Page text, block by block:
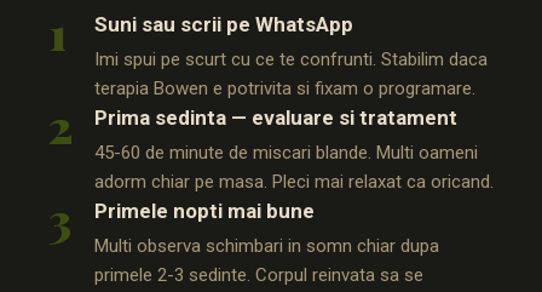
1 Suni sau scrii pe WhatsApp
Imi spui pe scurt cu ce te confrunti. Stabilim daca
terapia Bowen e potrivita si fixam o programare.
2 Prima sedinta — evaluare si tratament
45-60 de minute de miscari blande. Multi oameni
adorm chiar pe masa. Pleci mai relaxat ca oricand.
3 Primele nopti mai bune
Multi observa schimbari in somn chiar dupa
primele 2-3 sedinte. Corpul reinvata sa se